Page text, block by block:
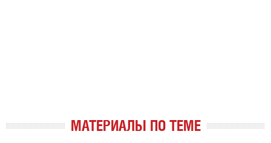
МАТЕРИАЛЫ ПО ТЕМЕ